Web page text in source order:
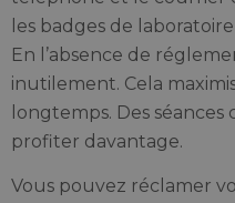
les badges de
En l’absence de
inutilement. Cela
longtemps. Des
profiter davantage.
Vous pouvez réclamer